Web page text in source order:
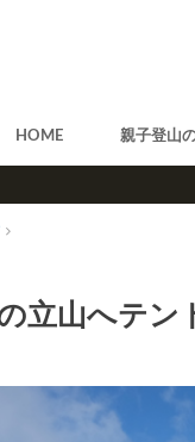
HOME 親子登山
立山へテン